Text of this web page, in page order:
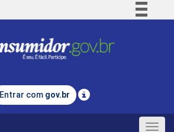
Comunica BR
Legislação
Entrar com gov.br
Toggle